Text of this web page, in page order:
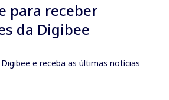
para receber
da Digibee
e receba as últimas notícias